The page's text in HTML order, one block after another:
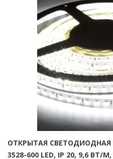
ОТКРЫТАЯ СВЕТОДИОДНАЯ
3528-600 LED, IP 20, 9,6 ВТ/